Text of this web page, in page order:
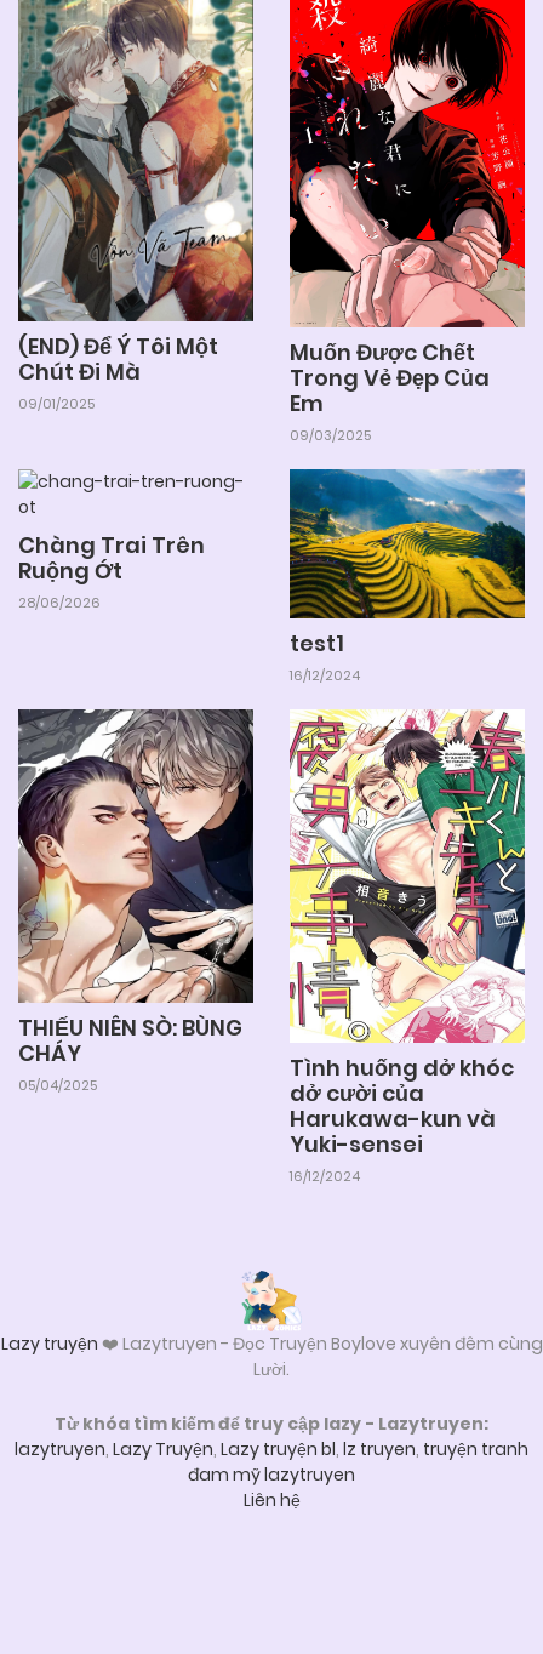
(END) Để Ý Tôi Một
Chút Đi Mà
09/01/2025
Muốn Được Chết
Trong Vẻ Đẹp Của
Em
09/03/2025
Chàng Trai Trên
Ruộng Ớt
28/06/2026
test1
16/12/2024
THIẾU NIÊN SÒ: BÙNG
CHÁY
05/04/2025
Tình huống dở khóc
dở cười của
Harukawa-kun và
Yuki-sensei
16/12/2024
Lazy truyện ❤️ Lazytruyen - Đọc Truyện Boylove xuyên đêm cùng
Lười.
Từ khóa tìm kiếm để truy cập lazy - Lazytruyen:
lazytruyen, Lazy Truyện, Lazy truyện bl, lz truyen, truyện tranh
đam mỹ lazytruyen
Liên hệ